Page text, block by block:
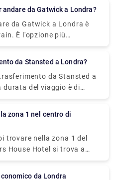
di 50 minuti. Puoi
Web per prenotare un
per un viaggio
equo.
andare da Gatwick a Londra?
da Gatwick a Londra è
È l'opzione più
costosa rispetto
Victoria, quindi prendi un
in treno ti costerà £
da Stansted a Londra?
da Stansted a
durata del viaggio è di
variare in quanto dipende
trovare nella zona 1 del
House Hotel si trova a
della metropolitana